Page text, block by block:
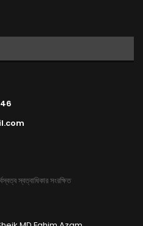
স্বত্বাধিকার সংরক্ষিত